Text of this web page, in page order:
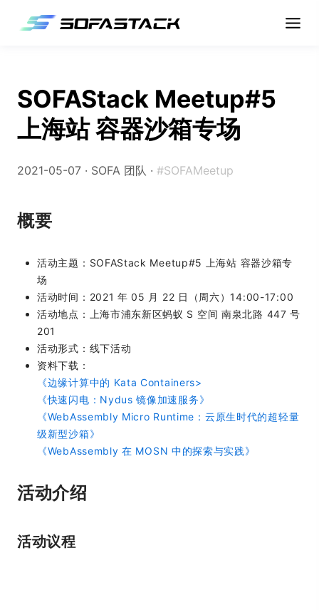
SOFAStack Meetup#5
上海站 容器沙箱专场
2021-05-07 · SOFA 团队 · #SOFAMeetup
概要
活动主题：SOFAStack Meetup#5 上海站 容器沙箱专
场
活动时间：2021 年 05 月 22 日（周六）14:00-17:00
活动地点：上海市浦东新区蚂蚁 S 空间 南泉北路 447 号
201
活动形式：线下活动
资料下载：
《边缘计算中的 Kata Containers>
《快速闪电：Nydus 镜像加速服务》
《WebAssembly Micro Runtime：云原生时代的超轻量
级新型沙箱》
《WebAssembly 在 MOSN 中的探索与实践》
活动介绍
活动议程